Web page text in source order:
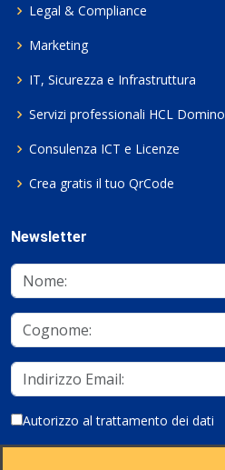
Legal & Compliance
Marketing
IT, Sicurezza e Infrastruttura
Servizi professionali HCL Domino
Consulenza ICT e Licenze
Crea gratis il tuo QrCode
Newsletter
Autorizzo al trattamento dei dati